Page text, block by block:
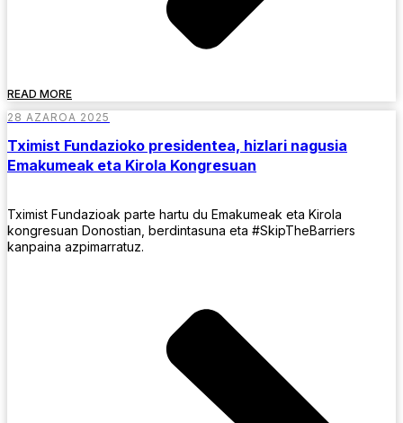
READ MORE
28 AZAROA 2025
Tximist Fundazioko presidentea, hizlari nagusia
Emakumeak eta Kirola Kongresuan
Tximist Fundazioak parte hartu du Emakumeak eta Kirola
kongresuan Donostian, berdintasuna eta #SkipTheBarriers
kanpaina azpimarratuz.